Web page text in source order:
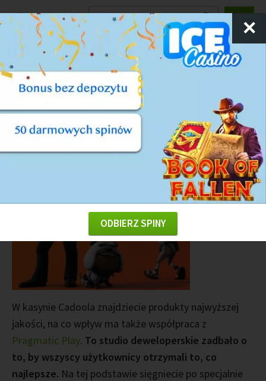
RankingKasyn
Oferta gier kasynowych od Pragmatic
Play w kasynie Cadoola
W kasynie Cadoola znajdziecie produkty najwyższej
jakości, na co wpływ ma także współpraca z
Pragmatic Play. To studio deweloperskie zadbało o
to, by wszyscy użytkownicy otrzymali to, co
najlepsze. Na tej podstawie sięgniecie po specjalnie
✕
ODBIERZ SPINY